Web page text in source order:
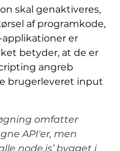
skal genaktiveres,
af programkode,
applikationer er
betyder, at de er
angreb
brugerleveret input
omfatter
API'er, men
node.js’ bygget i